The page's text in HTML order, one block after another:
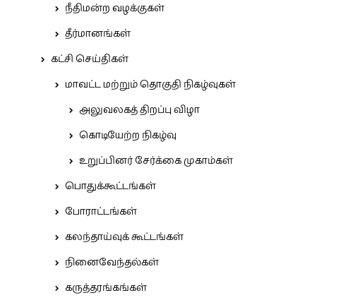
நீதிமன்ற வழக்குகள்
தீர்மானங்கள்
கட்சி செய்திகள்
மாவட்ட மற்றும் தொகுதி நிகழ்வுகள்
அலுவலகத் திறப்பு விழா
கொடியேற்ற நிகழ்வு
உறுப்பினர் சேர்க்கை முகாம்கள்
பொதுக்கூட்டங்கள்
போராட்டங்கள்
கலந்தாய்வுக் கூட்டங்கள்
நினைவேந்தல்கள்
கருத்தரங்கங்கள்